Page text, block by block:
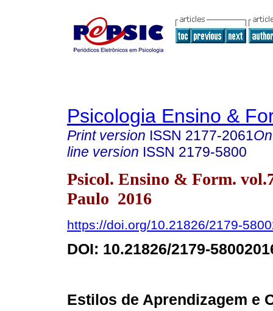
Psicologia Ensino &
Print version ISSN 2177-2061
line version ISSN 2179-5800
Psicol. Ensino & Form.
Paulo 2016
https://doi.org/10.21826/2179-
DOI: 10.21826/2179-
Estilos de Aprendizagem e